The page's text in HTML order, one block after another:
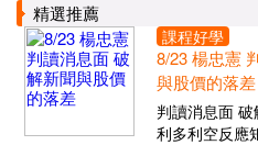
精選推薦
課程好學
8/23 楊忠憲
與股價的落差
判讀消息面
利多利空反